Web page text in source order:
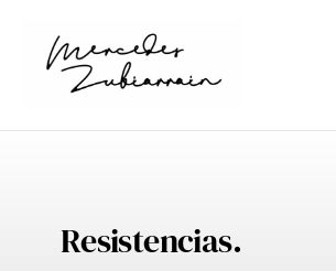
contenido
Resistencias.